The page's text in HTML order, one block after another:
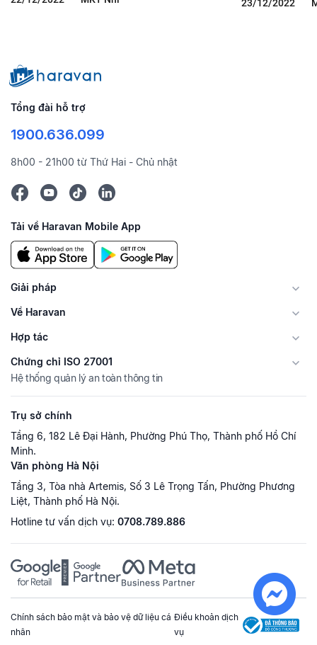
23/12/2022
Tổng đài hỗ trợ
1900.636.099
8h00 - 21h00 từ Thứ Hai - Chủ nhật
Tải về Haravan Mobile App
Giải pháp
Về Haravan
Hợp tác
Chứng chỉ ISO 27001
Hệ thống quản lý an toàn thông tin
Trụ sở chính
Tầng 6, 182 Lê Đại Hành, Phường Phú Thọ, Thành phố Hồ Chí
Minh.
Văn phòng Hà Nội
Tầng 3, Tòa nhà Artemis, Số 3 Lê Trọng Tấn, Phường Phương
Liệt, Thành phố Hà Nội.
Hotline tư vấn dịch vụ: 0708.789.886
Chính sách bảo mật và bảo vệ dữ liệu cá
nhân
Điều khoản dịch
vụ